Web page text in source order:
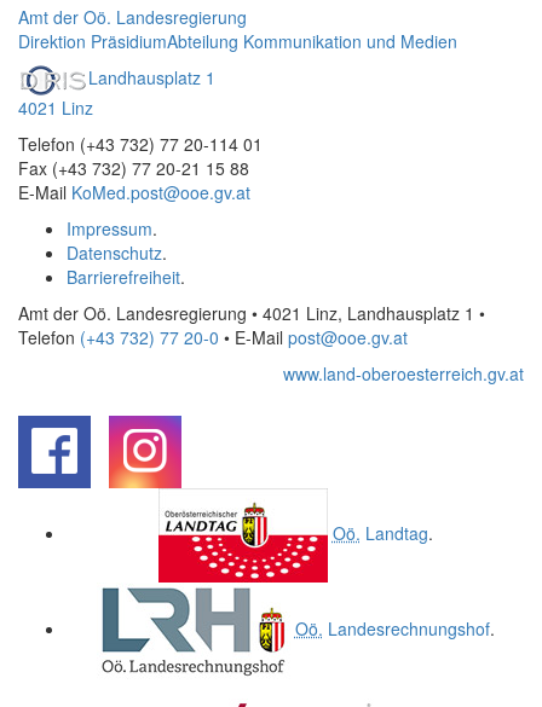
Amt der Oö. Landesregierung
Direktion PräsidiumAbteilung Kommunikation und Medien
Landhausplatz 1
4021 Linz
Telefon (+43 732) 77 20-114 01
Fax (+43 732) 77 20-21 15 88
E-Mail KoMed.post@ooe.gv.at
Impressum.
Datenschutz.
Barrierefreiheit.
Amt der Oö. Landesregierung • 4021 Linz, Landhausplatz 1 •
Telefon (+43 732) 77 20-0 • E-Mail post@ooe.gv.at
www.land-oberoesterreich.gv.at
Oö. Landtag.
Oö. Landesrechnungshof.